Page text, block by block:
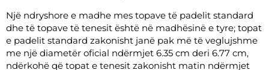
Një ndryshore e madhe mes topave të padelit standard
dhe të topave të tenesit është në madhësinë e tyre; topat
e padelit standard zakonisht janë pak më të veglujshme
me një diametër oficial ndërmjet 6.35 cm deri 6.77 cm,
ndërkohë që topat e tenesit zakonisht matin ndërmjet